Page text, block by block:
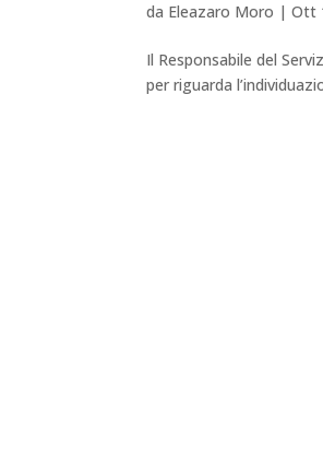
da Eleazaro Moro |Ott
Il Responsabile del
per riguarda